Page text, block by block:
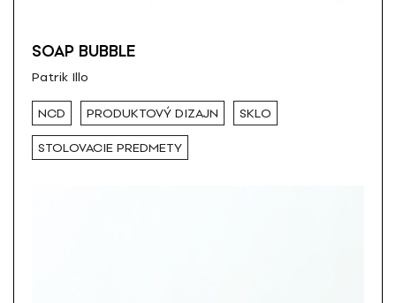
SOAP BUBBLE
Patrik Illo
NCD PRODUKTOVÝ DIZAJN SKLO
STOLOVACIE PREDMETY